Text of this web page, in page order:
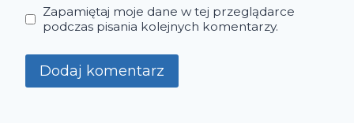
Zapamiętaj moje dane w tej przeglądarce
podczas pisania kolejnych komentarzy.